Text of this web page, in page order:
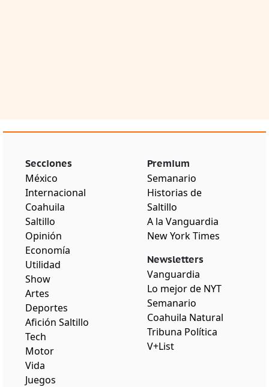
Secciones
México
Internacional
Coahuila
Saltillo
Opinión
Economía
Utilidad
Show
Artes
Deportes
Afición Saltillo
Tech
Motor
Vida
Juegos
Premium
Semanario
Historias de
Saltillo
A la Vanguardia
New York Times
Newsletters
Vanguardia
Lo mejor de NYT
Semanario
Coahuila Natural
Tribuna Política
V+List